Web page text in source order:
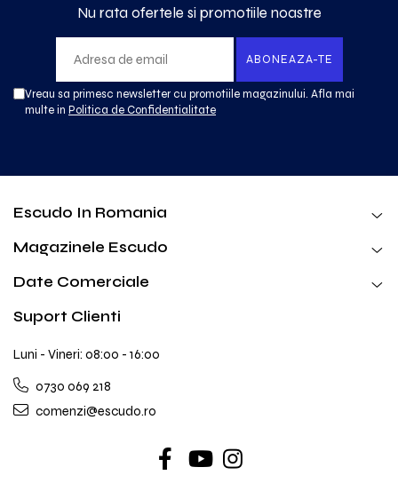
Nu rata ofertele si promotiile noastre
Vreau sa primesc newsletter cu promotiile magazinului. Afla mai
multe in Politica de Confidentialitate
Escudo In Romania
Magazinele Escudo
Date Comerciale
Suport Clienti
Luni - Vineri: 08:00 - 16:00
0730 069 218
comenzi@escudo.ro